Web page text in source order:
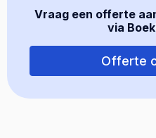
Vraag een offerte
via
Offerte